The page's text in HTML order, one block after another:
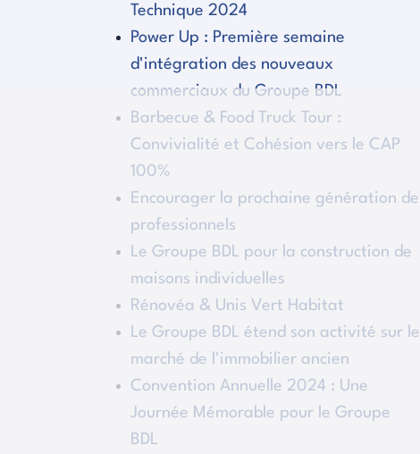
Technique 2024
Power Up : Première semaine
d'intégration des nouveaux
commerciaux du Groupe BDL
Barbecue & Food Truck Tour :
Convivialité et Cohésion vers le CAP
100%
Encourager la prochaine génération de
professionnels
Le Groupe BDL pour la construction de
maisons individuelles
Rénovéa & Unis Vert Habitat
Le Groupe BDL étend son activité sur le
marché de l'immobilier ancien
Convention Annuelle 2024 : Une
Journée Mémorable pour le Groupe
BDL